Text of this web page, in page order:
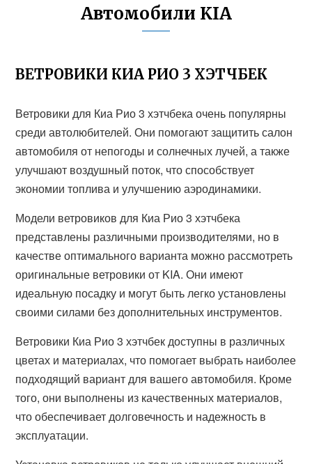
Автомобили KIA
ВЕТРОВИКИ КИА РИО 3 ХЭТЧБЕК
Ветровики для Киа Рио 3 хэтчбека очень популярны
среди автолюбителей. Они помогают защитить салон
автомобиля от непогоды и солнечных лучей, а также
улучшают воздушный поток, что способствует
экономии топлива и улучшению аэродинамики.
Модели ветровиков для Киа Рио 3 хэтчбека
представлены различными производителями, но в
качестве оптимального варианта можно рассмотреть
оригинальные ветровики от KIA. Они имеют
идеальную посадку и могут быть легко установлены
своими силами без дополнительных инструментов.
Ветровики Киа Рио 3 хэтчбек доступны в различных
цветах и материалах, что помогает выбрать наиболее
подходящий вариант для вашего автомобиля. Кроме
того, они выполнены из качественных материалов,
что обеспечивает долговечность и надежность в
эксплуатации.